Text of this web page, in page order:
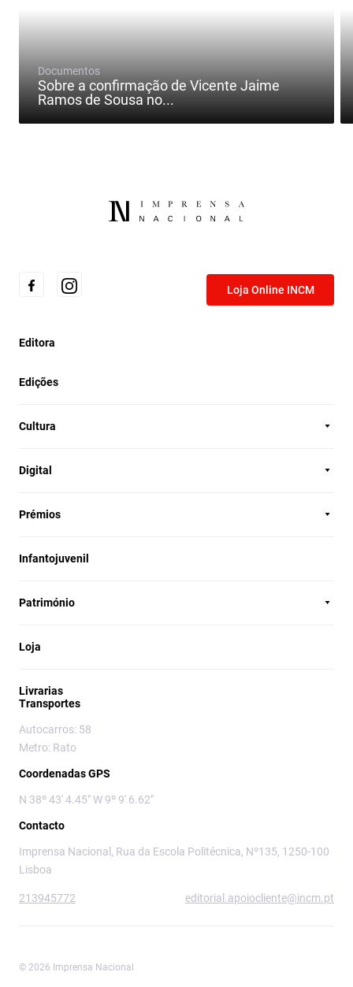
Documentos
Sobre a confirmação de Vicente Jaime
Ramos de Sousa no...
Loja Online INCM
Editora
Edições
Cultura
Digital
Prémios
Infantojuvenil
Património
Loja
Livrarias
Transportes
Autocarros: 58
Metro: Rato
Coordenadas GPS
N 38º 43' 4.45" W 9º 9' 6.62"
Contacto
Imprensa Nacional, Rua da Escola Politécnica, Nº135, 1250-100
Lisboa
213945772 editorial.apoiocliente@incm.pt
© 2026 Imprensa Nacional